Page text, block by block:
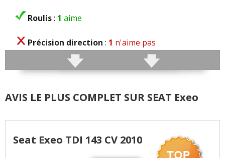
Roulis: 1 aime
Précision direction : 1 n'aime pas
Consistance direction n'aiment pas
Freinage:2 aiment 4 n'aiment pas
Confort global:36 aiment2 n'aiment pas
AVIS LE PLUS COMPLET SUR SEAT Exeo
Seat Exeo TDI 143 CV 2010